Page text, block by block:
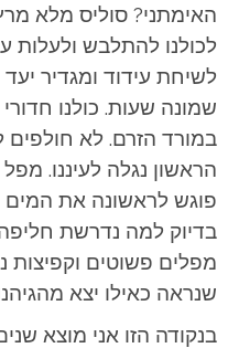
האימתני? סוליס מלא
לכולנו להתלבש ולעלות
לשיחת עידוד ומגדיר
שמונה שעות. כולנו
במורד הזרם. לא
הראשון נגלה לעיננו.
פוגש לראשונה את המים
בדיוק למה נדרשת
מפלים פשוטים וקפיצות
שנראה כאילו יצא
בנקודה הזו אני מוצא